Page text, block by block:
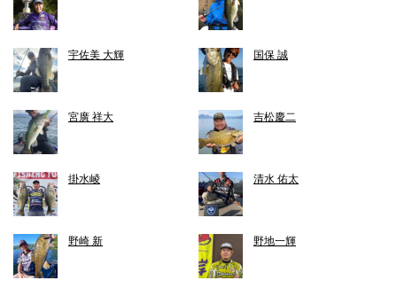
宇佐美 大輝 国保 誠
宮廣 祥大 吉松慶二
掛水崚 清水 佑太
野崎 新 野地一輝